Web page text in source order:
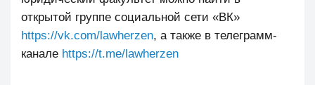
открытой группе социальной сети «ВК»
https://vk.com/lawherzen, а также в телеграмм-
канале https://t.me/lawherzen